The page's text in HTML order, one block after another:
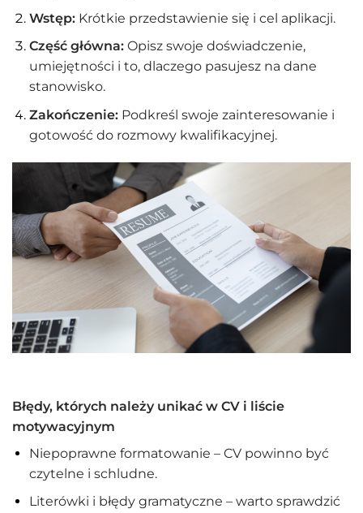
Wstęp:Krótkie przedstawienie się i cel aplikacji.
Część główna:Opisz swoje doświadczenie,
umiejętności i to, dlaczego pasujesz na dane
stanowisko.
Zakończenie:Podkreśl swoje zainteresowanie i
gotowość do rozmowy kwalifikacyjnej.
Błędy, których należy unikać w CV i liście
motywacyjnym
Niepoprawne formatowanie – CV powinno być
czytelne i schludne.
Literówki i błędy gramatyczne – warto sprawdzić